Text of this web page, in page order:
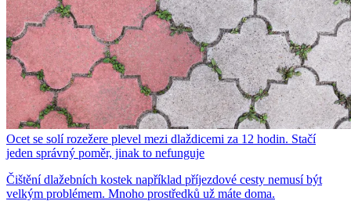
Ocet se solí rozežere plevel mezi dlaždicemi za 12 hodin. Stačí
jeden správný poměr, jinak to nefunguje
Čištění dlažebních kostek například příjezdové cesty nemusí být
velkým problémem. Mnoho prostředků už máte doma.